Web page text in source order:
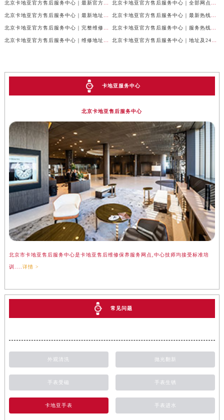
卡地亚服务中心
北京卡地亚售后服务中心
北京市卡地亚售后服务中心是卡地亚售后维修保养服务网点,中心技师均接受标准培
训.... 详情 >
常见问题
外观清洗 抛光翻新
手表受磁 手表生锈
卡地亚手表 手表进水